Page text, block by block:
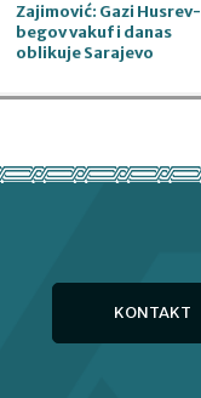
Zajimović: Gazi Husrev-
begov vakuf i danas
oblikuje Sarajevo
KONTAKT